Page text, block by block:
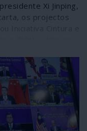
Xi Jinping,
os projectos